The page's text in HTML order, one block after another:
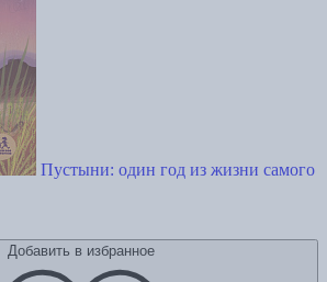
Пустыни: один год из жизни самого
Добавить в избранное